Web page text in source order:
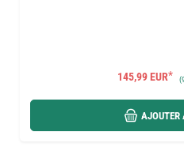
145,99 EUR* (
AJOUTER